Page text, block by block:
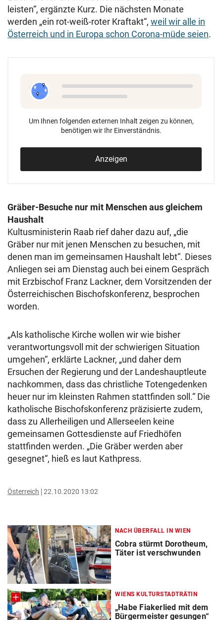
leisten“, ergänzte Kurz. Die nächsten Monate
werden „ein rot-weiß-roter Kraftakt“, weil wir alle in
Österreich und in Europa schon Corona-müde seien.
Um Ihnen folgenden externen Inhalt zeigen zu können,
benötigen wir Ihr Einverständnis.
Anzeigen
Gräber-Besuche nur mit Menschen aus gleichem
Haushalt
Kultusministerin Raab rief daher dazu auf, „die
Gräber nur mit jenen Menschen zu besuchen, mit
denen man im gemeinsamen Haushalt lebt“. Dieses
Anliegen sei am Dienstag auch bei einem Gespräch
mit Erzbischof Franz Lackner, dem Vorsitzenden der
Österreichischen Bischofskonferenz, besprochen
worden.
„Als katholische Kirche wollen wir wie bisher
verantwortungsvoll mit der schwierigen Situation
umgehen“, erklärte Lackner, „und daher dem
Ersuchen der Regierung und der Landeshauptleute
nachkommen, dass das christliche Totengedenken
heuer nur im kleinsten Rahmen stattfinden soll.“ Die
katholische Bischofskonferenz präzisierte zudem,
dass zu Allerheiligen und Allerseelen keine
gemeinsamen Gottesdienste auf Friedhöfen
stattfinden werden. „Die Gräber werden aber
gesegnet“, hieß es laut Kathpress.
Österreich 22.10.2020 13:02
NACH ÜBERFALL IN WIEN
Cobra stürmt Dorotheum,
Täter ist verschwunden
WIENS KULTURSTADTRÄTIN
„Habe Fiakerlied mit dem
Bürgermeister gesungen“